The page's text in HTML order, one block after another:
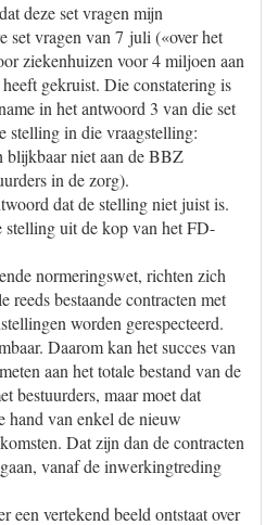
deze set vragen mijn
set vragen van 7 juli («over het
ziekenhuizen voor 4 miljoen aan
gekruist. Die constatering is
in het antwoord 3 van die set
stelling in die vraagstelling:
blijkbaar niet aan de BBZ
in de zorg).
dat de stelling niet juist is.
uit de kop van het FD-
normeringswet, richten zich
bestaande contracten met
worden gerespecteerd.
Daarom kan het succes van
aan het totale bestand van de
bestuurders, maar moet dat
hand van enkel de nieuw
Dat zijn dan de contracten
vanaf de inwerkingtreding
een vertekend beeld ontstaat over